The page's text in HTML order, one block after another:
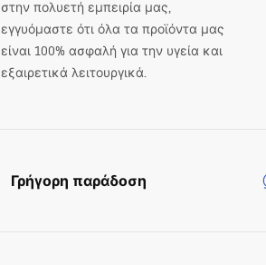
στην πολυετή εμπειρία μας,
εγγυόμαστε ότι όλα τα προϊόντα μας
είναι 100% ασφαλή για την υγεία και
εξαιρετικά λειτουργικά.
Γρήγορη παράδοση